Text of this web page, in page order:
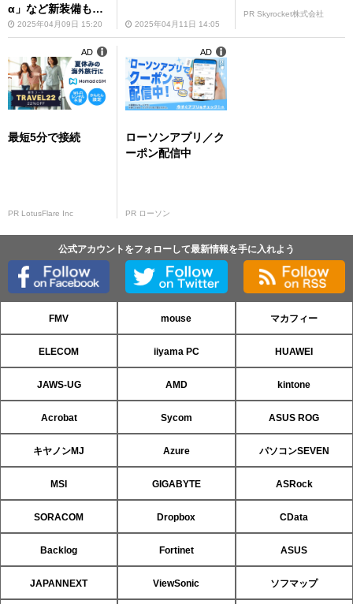
α」など新装備も登
場2025年04月09日 15:20 2025年04月11日 14:05
PR Skyrocket株式会社
最短5分で接続
PR LotusFlare Inc
AD
ローソンアプリ／ク
ーポン配信中
PR ローソン
AD
公式アカウントをフォローして最新情報を手に入れよう
FMV mouse マカフィー
ELECOM iiyama PC HUAWEI
JAWS-UG AMD kintone
Acrobat Sycom ASUS ROG
キヤノンMJ Azure パソコンSEVEN
MSI GIGABYTE ASRock
SORACOM Dropbox CData
Backlog Fortinet ASUS
JAPANNEXT ViewSonic ソフマップ